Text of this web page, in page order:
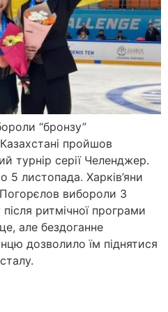
“бронзу”
пройшов
турнір серії Челенджер.
5 листопада. Харків’яни
вибороли 3
ритмічної програми
але бездоганне
дозволило їм піднятися